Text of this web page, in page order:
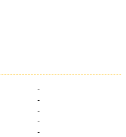
-
-
-
-
-